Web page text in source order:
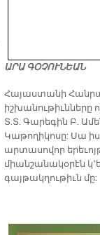
ԱՐԱ ԳՕՉՈՒՆԵԱՆ
​Հայաստանի
իշխանութիւնները
Տ.Տ. Գարեգին Բ.
Կաթողիկոսը: Սա
արտասովոր
միանշանակօրէն
գայթակղութիւն մը: